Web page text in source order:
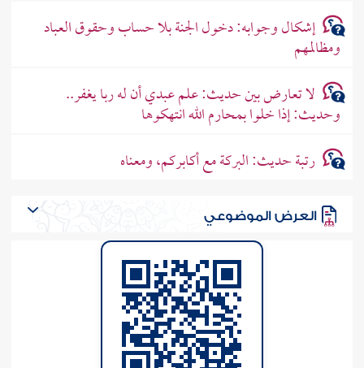
إشكال وجوابه: دخول الجنة بلا حساب وحقوق العباد
ومظالمهم
لا تعارض بين حديث: علم عبدي أن له ربا يغفر..
وحديث: إذا خلوا بمحارم الله انتهكوها
رتبة حديث: البركة مع أكابركم، ومعناه
العرض الموضوعي